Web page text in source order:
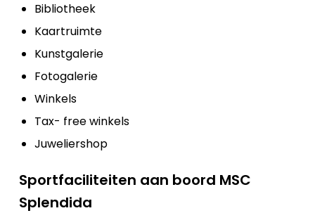
Bibliotheek
Kaartruimte
Kunstgalerie
Fotogalerie
Winkels
Tax- free winkels
Juweliershop
Sportfaciliteiten aan boord MSC
Splendida